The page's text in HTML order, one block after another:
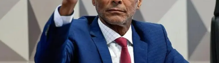
Lula resiste a pressão sindical e mantém fim de
descontos no INSS